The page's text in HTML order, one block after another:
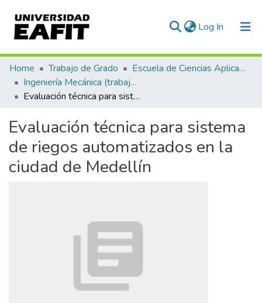
Log In (current)
Communities & Collections
All of DSpace
Home Trabajo de Grado
Escuela de Ciencias Aplicadas e Ingeniería
Ingeniería Mecánica (trabajo de grado)
Evaluación técnica para sistema de riegos automatizados en la ciudad de Medellín
Evaluación técnica para sistema
de riegos automatizados en la
ciudad de Medellín